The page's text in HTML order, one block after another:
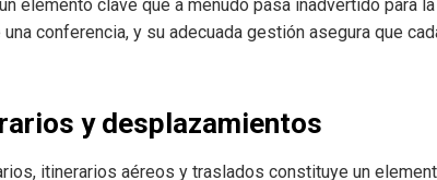
elemento clave que a menudo pasa inadvertido para
conferencia, y su adecuada gestión asegura que
y desplazamientos
itinerarios aéreos y traslados constituye un